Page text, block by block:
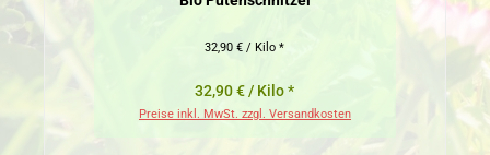
32,90 € / Kilo *
32,90 € / Kilo *
Preise inkl. MwSt. zzgl. Versandkosten